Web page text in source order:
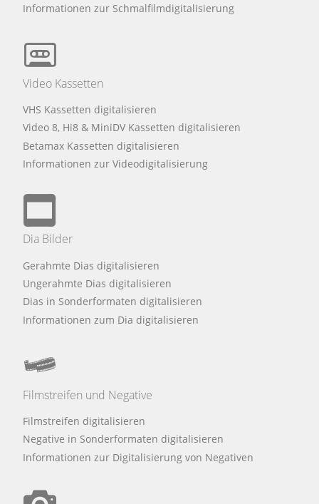
Informationen zur Schmalfilmdigitalisierung
Video Kassetten
VHS Kassetten digitalisieren
Video 8, Hi8 & MiniDV Kassetten digitalisieren
Betamax Kassetten digitalisieren
Informationen zur Videodigitalisierung
Dia Bilder
Gerahmte Dias digitalisieren
Ungerahmte Dias digitalisieren
Dias in Sonderformaten digitalisieren
Informationen zum Dia digitalisieren
Filmstreifen und Negative
Filmstreifen digitalisieren
Negative in Sonderformaten digitalisieren
Informationen zur Digitalisierung von Negativen